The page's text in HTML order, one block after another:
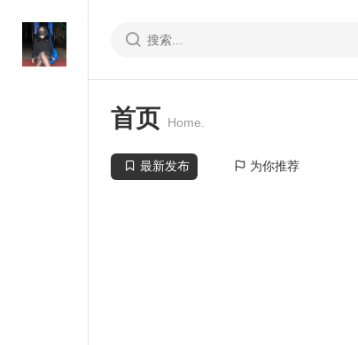
首页 Home.
最新发布 为你推荐